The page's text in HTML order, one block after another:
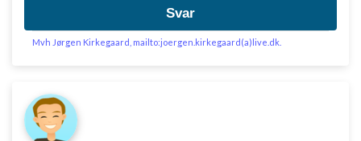
Svar
Mvh Jørgen Kirkegaard, mailto:joergen.kirkegaard(a)live.dk.